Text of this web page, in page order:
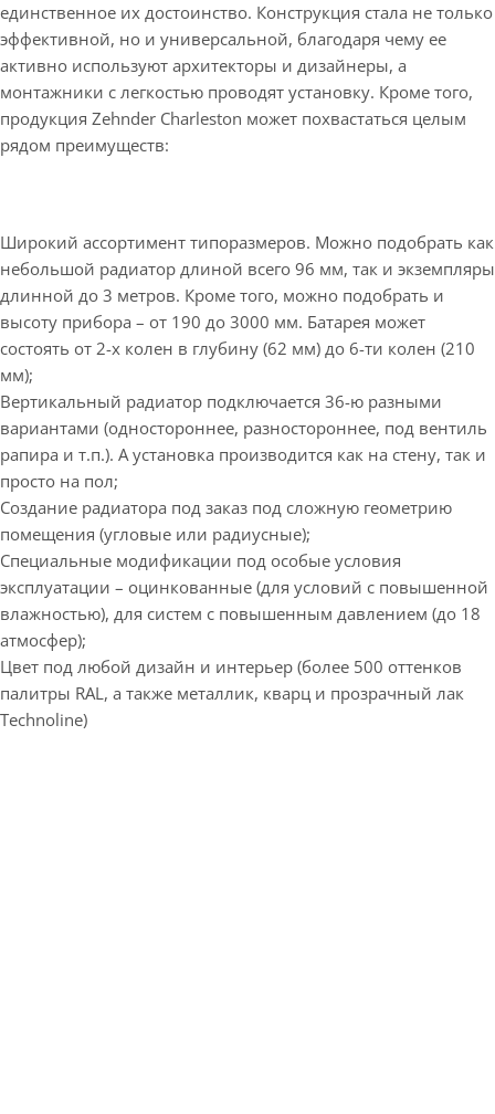
единственное их достоинство. Конструкция стала не только
эффективной, но и универсальной, благодаря чему ее
активно используют архитекторы и дизайнеры, а
монтажники с легкостью проводят установку. Кроме того,
продукция Zehnder Charleston может похвастаться целым
рядом преимуществ:
Широкий ассортимент типоразмеров. Можно подобрать как
небольшой радиатор длиной всего 96 мм, так и экземпляры
длинной до 3 метров. Кроме того, можно подобрать и
высоту прибора – от 190 до 3000 мм. Батарея может
состоять от 2-х колен в глубину (62 мм) до 6-ти колен (210
мм);
Вертикальный радиатор подключается 36-ю разными
вариантами (одностороннее, разностороннее, под вентиль
рапира и т.п.). А установка производится как на стену, так и
просто на пол;
Создание радиатора под заказ под сложную геометрию
помещения (угловые или радиусные);
Специальные модификации под особые условия
эксплуатации – оцинкованные (для условий с повышенной
влажностью), для систем с повышенным давлением (до 18
атмосфер);
Цвет под любой дизайн и интерьер (более 500 оттенков
палитры RAL, а также металлик, кварц и прозрачный лак
Technoline)